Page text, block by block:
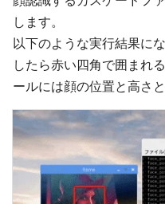
します。
以下のような実行結果に
したら赤い四角で囲まれ
ールには顔の位置と高さ